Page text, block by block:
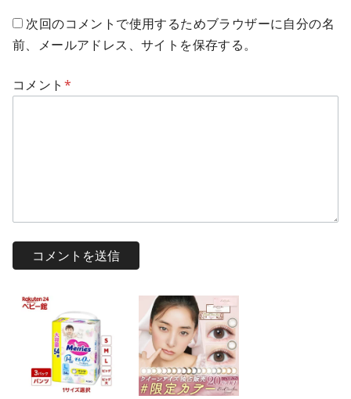
次回のコメントで使用するためブラウザーに自分の名
前、メールアドレス、サイトを保存する。
コメント *